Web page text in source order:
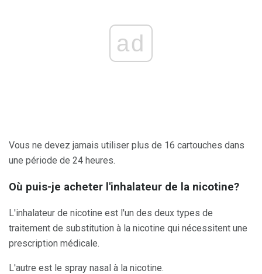
ad
Vous ne devez jamais utiliser plus de 16 cartouches dans
une période de 24 heures.
Où puis-je acheter l'inhalateur de la nicotine?
L'inhalateur de nicotine est l'un des deux types de
traitement de substitution à la nicotine qui nécessitent une
prescription médicale.
L'autre est le spray nasal à la nicotine.